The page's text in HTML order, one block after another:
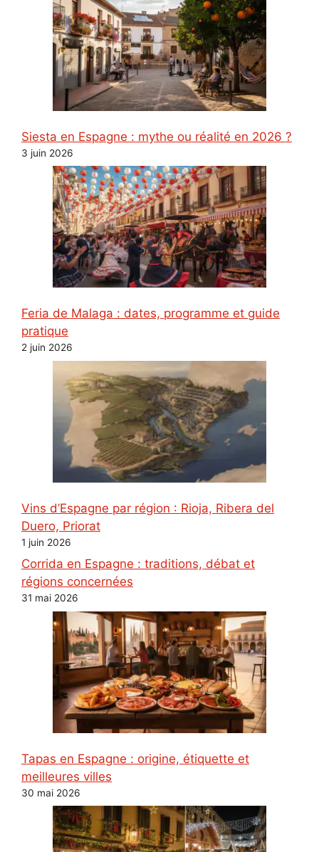
Siesta en Espagne : mythe ou réalité en 2026 ?
3 juin 2026
Feria de Malaga : dates, programme et guide
pratique
2 juin 2026
Vins d’Espagne par région : Rioja, Ribera del
Duero, Priorat
1 juin 2026
Corrida en Espagne : traditions, débat et
régions concernées
31 mai 2026
Tapas en Espagne : origine, étiquette et
meilleures villes
30 mai 2026